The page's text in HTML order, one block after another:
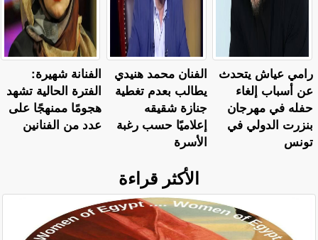
الفنانة شهيرة:
الفترة الحالية تشهد
هجومًا ممنهجًا على
عدد من الفنانين
الفنان محمد هنيدي
يطالب بعدم تغطية
جنازة شقيقه
إعلاميًا حسب رغبة
الأسرة
رامي عياش يتحدث
عن أسباب إلغاء
حفله في مهرجان
بنزرت الدولي في
تونس
الأكثر قراءة